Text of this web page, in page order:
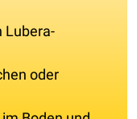
Lubera-
oder